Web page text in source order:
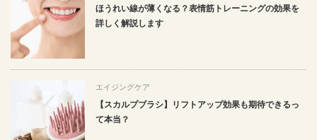
ほうれい線が薄くなる？表情筋トレーニングの効果を
詳しく解説します
エイジングケア
【スカルプブラシ】リフトアップ効果も期待できるっ
て本当？